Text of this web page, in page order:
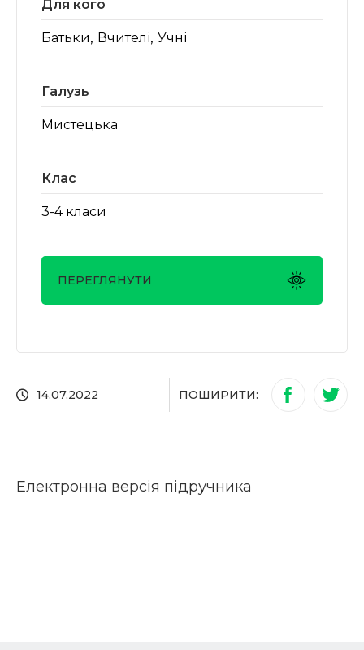
14.07.2022 ПОШИРИТИ:
Електронна версія підручника
Для кого
Батьки, Вчителі, Учні
Галузь
Мистецька
Клас
3-4 класи
ПЕРЕГЛЯНУТИ